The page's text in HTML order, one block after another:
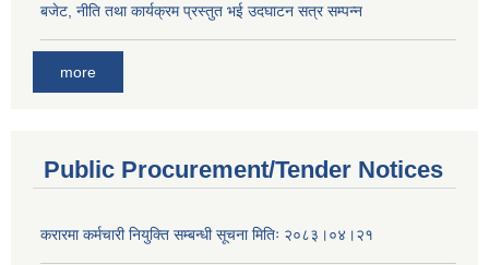
बजेट, नीति तथा कार्यक्रम प्रस्तुत भई उदघाटन सत्र सम्पन्न
more
Public Procurement/Tender Notices
करारमा कर्मचारी नियुक्ति सम्बन्धी सूचना मितिः २०८३।०४।२१